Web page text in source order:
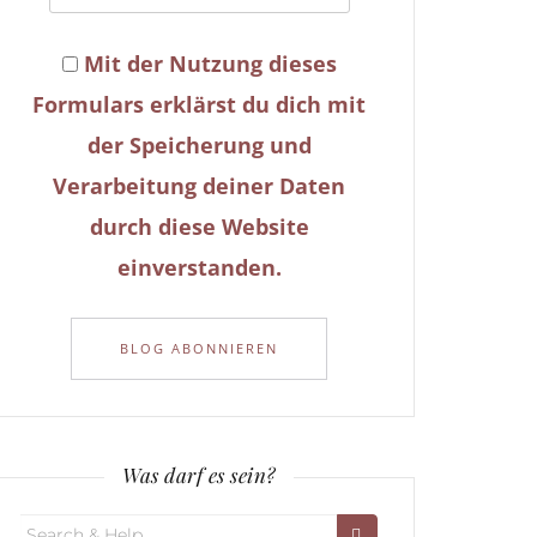
Mit der Nutzung dieses
Formulars erklärst du dich mit
der Speicherung und
Verarbeitung deiner Daten
durch diese Website
einverstanden.
Was darf es sein?